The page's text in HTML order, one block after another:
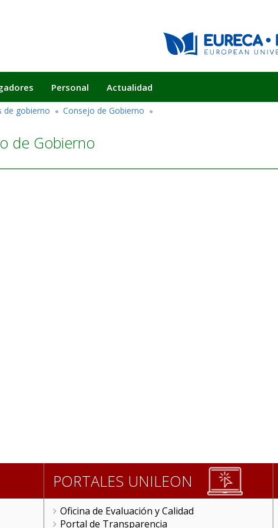
Personal Actualidad
de gobierno Consejo de Gobierno
de Gobierno
PORTALES UNILEON
Oficina de Evaluación y Calidad
Portal de Transparencia